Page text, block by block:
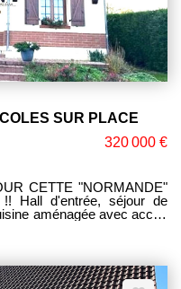
SUR PLACE
320 000 €
CETTE "NORMANDE"
de
aménagée avec accès
aquatique, le tout édifié sur
LEFEVRE (E.I) RSAC